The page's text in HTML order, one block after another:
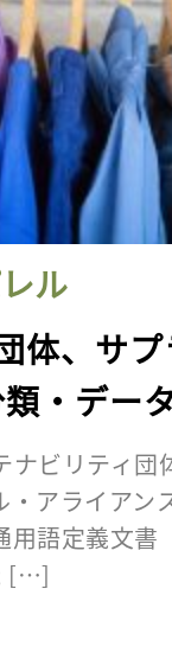
ル
体、サ
・デー
ビリティ団
・アライアン
語定義文書
[…]